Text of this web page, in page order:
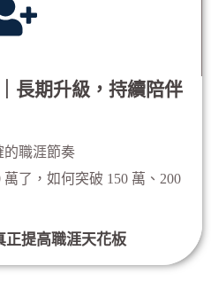
長期升級，持續陪伴
的職涯節奏
了，如何突破 150 萬、200
正提高職涯天花板